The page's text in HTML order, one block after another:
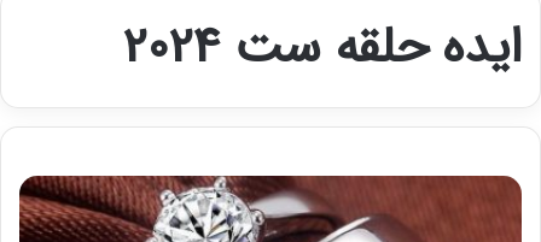
ایده حلقه ست 2024